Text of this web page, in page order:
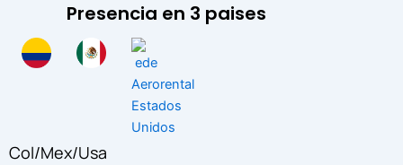
e
b
o
t
a
g
r
a
m
k
n
t
Presencia en 3 paises
Col/Mex/Usa